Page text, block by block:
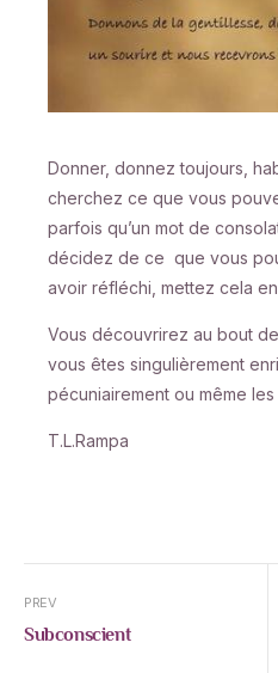
Donner, donnez toujours,
cherchez ce que vous
parfois qu’un mot de
décidez de ce que vous
avoir réfléchi, mettez cela
Vous découvrirez au bout
vous êtes singulièrement
pécuniairement ou même les
T.L.Rampa
PREV
Subconscient